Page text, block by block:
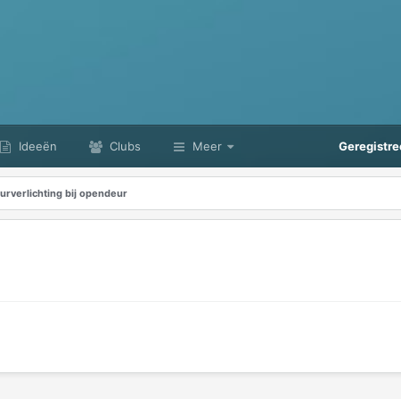
Ideeën Clubs Meer
bij opendeur